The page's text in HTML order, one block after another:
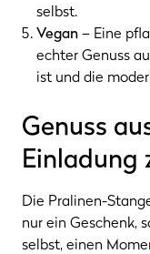
selbst.
Vegan – Eine
echter Genuss
ist und die
Genuss
Einladung
Die Pralinen-
nur ein Geschenk,
selbst, einen